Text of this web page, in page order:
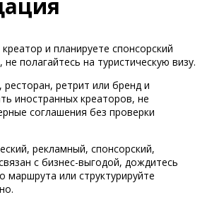
и планируете спонсорский
полагайтесь на туристическую визу.
ретрит или бренд и
иностранных креаторов, не
соглашения без проверки
рекламный, спонсорский,
с бизнес-выгодой, дождитесь
маршрута или структурируйте